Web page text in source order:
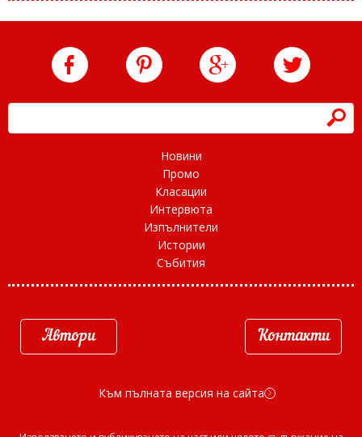
h
Новини
Промо
Класации
Интервюта
Изпълнители
Истории
Събития
Автори Контакти
Към пълната версия на сайта d